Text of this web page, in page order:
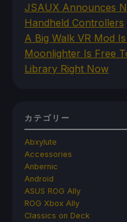
JSAUX Announces
Handheld Controllers
A Big Walk VR Mod
Moonlighter Is Free
Library Right Now
カテゴリー
Abxylute
Accessories
Anbernic
Android
ASUS ROG Ally
ROG Xbox Ally
Classics on Deck